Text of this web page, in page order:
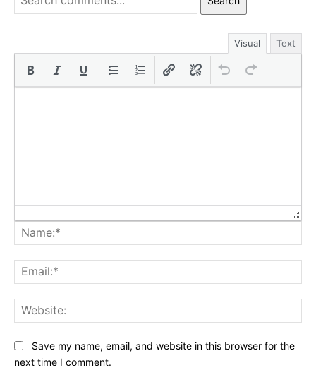
Visual Text
Save my name, email, and website in this browser for the
next time I comment.